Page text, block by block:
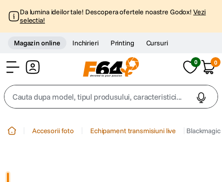
Da lumina ideilor tale! Descopera ofertele noastre Godox! Vezi
selectia!
Magazin online Inchirieri Printing Cursuri
0 0
Cauta dupa model, tipul produsului, caracteristici...
Accesorii foto Echipament transmisiuni live